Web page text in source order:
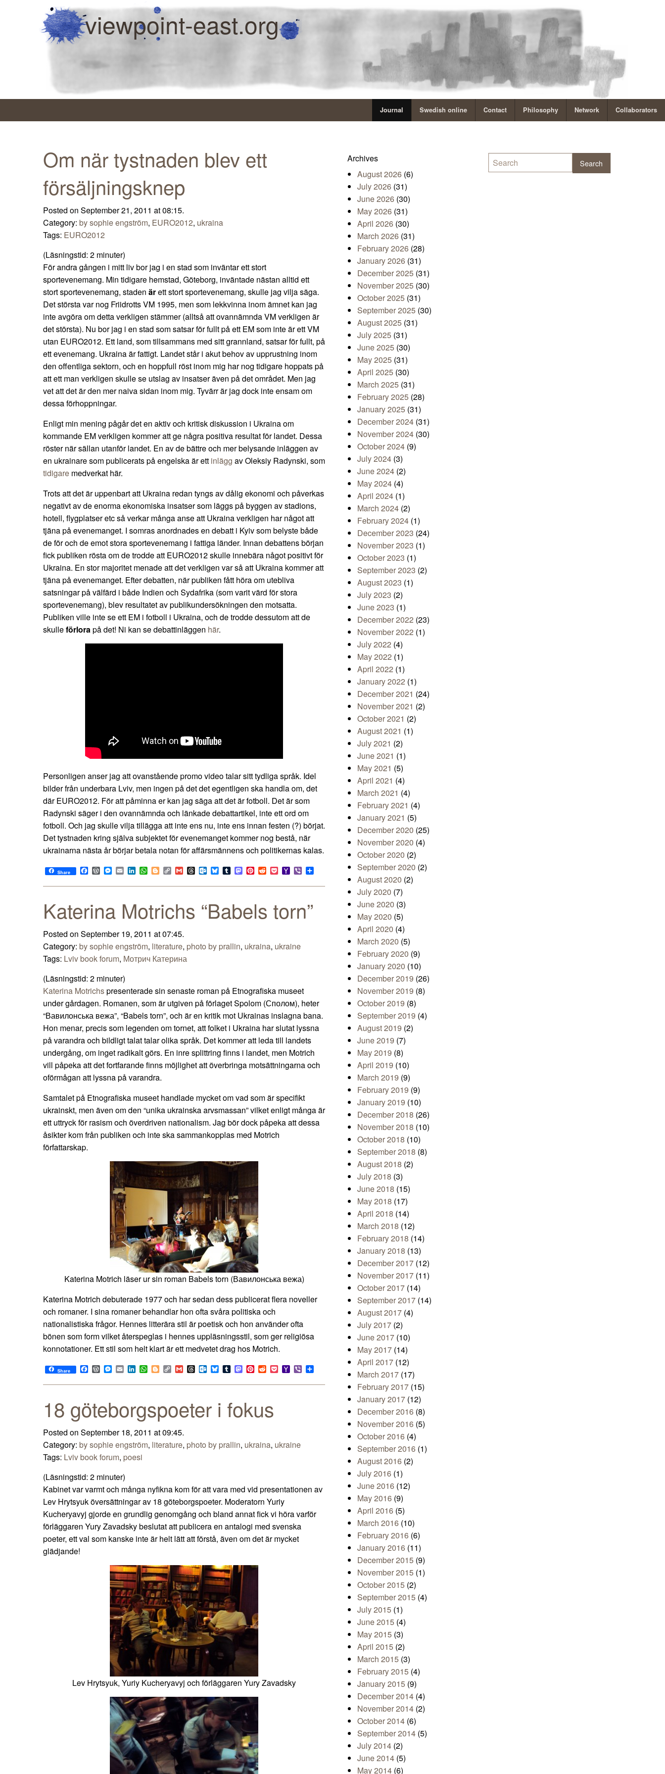
viewpoint-east.org
Journal Swedish online Contact Philosophy Network Collaborators
Om när tystnaden blev ett
försäljningsknep
Posted on September 21, 2011 at 08:15.
Category: by sophie engström, EURO2012, ukraina
Tags: EURO2012
(Läsningstid: 2 minuter)
För andra gången i mitt liv bor jag i en stad som inväntar ett stort
sportevenemang. Min tidigare hemstad, Göteborg, inväntade nästan alltid ett
stort sportevenemang, staden ärett stort sportevenemang, skulle jag vilja säga.
Det största var nog Friidrotts VM 1995, men som lekkvinna inom ämnet kan jag
inte avgöra om detta verkligen stämmer (alltså att ovannämnda VM verkligen är
det största). Nu bor jag i en stad som satsar för fullt på ett EM som inte är ett VM
utan EURO2012. Ett land, som tillsammans med sitt grannland, satsar för fullt, på
ett evenemang. Ukraina är fattigt. Landet står i akut behov av upprustning inom
den offentliga sektorn, och en hoppfull röst inom mig har nog tidigare hoppats på
att ett man verkligen skulle se utslag av insatser även på det området. Men jag
vet att det är den mer naiva sidan inom mig. Tyvärr är jag dock inte ensam om
dessa förhoppningar.
Enligt min mening pågår det en aktiv och kritisk diskussion i Ukraina om
kommande EM verkligen kommer att ge några positiva resultat för landet. Dessa
röster när sällan utanför landet. En av de bättre och mer belysande inläggen av
en ukrainare som publicerats på engelska är ett inlägg av Oleksiy Radynski, som
tidigare medverkat här.
Trots att det är uppenbart att Ukraina redan tyngs av dålig ekonomi och påverkas
negativt av de enorma ekonomiska insatser som läggs på byggen av stadions,
hotell, flygplatser etc så verkar många anse att Ukraina verkligen har något att
tjäna på evenemanget. I somras anordnades en debatt i Kyiv som belyste både
de för och de emot stora sportevenemang i fattiga länder. Innan debattens början
fick publiken rösta om de trodde att EURO2012 skulle innebära något positivt för
Ukraina. En stor majoritet menade att det verkligen var så att Ukraina kommer att
tjäna på evenemanget. Efter debatten, när publiken fått höra om utebliva
satsningar på välfärd i både Indien och Sydafrika (som varit värd för stora
sportevenemang), blev resultatet av publikundersökningen den motsatta.
Publiken ville inte se ett EM i fotboll i Ukraina, och de trodde dessutom att de
skulleförlorapå det! Ni kan se debattinläggen här.
Personligen anser jag att ovanstående promo video talar sitt tydliga språk. Idel
bilder från underbara Lviv, men ingen på det det egentligen ska handla om, det
där EURO2012. För att påminna er kan jag säga att det är fotboll. Det är som
Radynski säger i den ovannämnda och länkade debattartikel, inte ett ord om
fotboll. Och jag skulle vilja tillägga att inte ens nu, inte ens innan festen (?) börjat.
Det tystnaden kring själva subjektet för evenemanget kommer nog bestå, när
ukrainarna nästa år börjar betala notan för affärsmännens och politikernas kalas.
Share Facebook
WordPress
Messenger
EmailLinkedIn
WhatsApp
BloggerCopy
Link
GmailThreadsOutlook.com
Bluesky
TumblrMastodon
Pinterest
RedditPocketYahoo
Mail
Viber
Katerina Motrichs “Babels torn”
Posted on September 19, 2011 at 07:45.
Category: by sophie engström, literature, photo by prallin, ukraina, ukraine
Tags: Lviv book forum, Мотрич Катерина
(Läsningstid: 2 minuter)
Katerina Motrichspresenterade sin senaste roman på Etnografiska museet
under gårdagen. Romanen, som är utgiven på förlaget Spolom (Сполом), heter
“Вавилонська вежа”, “Babels torn”, och är en kritik mot Ukrainas inslagna bana.
Hon menar, precis som legenden om tornet, att folket i Ukraina har slutat lyssna
på varandra och bildligt talat talar olika språk. Det kommer att leda till landets
undergång, om inget radikalt görs. En inre splittring finns i landet, men Motrich
vill påpeka att det fortfarande finns möjlighet att överbringa motsättningarna och
oförmågan att lyssna på varandra.
Samtalet på Etnografiska museet handlade mycket om vad som är specifikt
ukrainskt, men även om den “unika ukrainska arvsmassan” vilket enligt många är
ett uttryck för rasism och överdriven nationalism. Jag bör dock påpeka att dessa
åsikter kom från publiken och inte ska sammankopplas med Motrich
författarskap.
Katerina Motrich läser ur sin roman Babels torn (Вавилонська вежа)
Katerina Motrich debuterade 1977 och har sedan dess publicerat flera noveller
och romaner. I sina romaner behandlar hon ofta svåra politiska och
nationalistiska frågor. Hennes litterära stil är poetisk och hon använder ofta
bönen som form vilket återspeglas i hennes uppläsningsstil, som ger religiösa
konnotationer. Ett stil som helt klart är ett medvetet drag hos Motrich.
Share Facebook
WordPress
Messenger
EmailLinkedIn
WhatsApp
BloggerCopy
Link
GmailThreadsOutlook.com
Bluesky
TumblrMastodon
Pinterest
RedditPocketYahoo
Mail
Viber
18 göteborgspoeter i fokus
Posted on September 18, 2011 at 09:45.
Category: by sophie engström, literature, photo by prallin, ukraina, ukraine
Tags: Lviv book forum, poesi
(Läsningstid: 2 minuter)
Kabinet var varmt och många nyfikna kom för att vara med vid presentationen av
Lev Hrytsyuk översättningar av 18 göteborgspoeter. Moderatorn Yuriy
Kucheryavyj gjorde en grundlig genomgång och bland annat fick vi höra varför
förläggaren Yury Zavadsky beslutat att publicera en antalogi med svenska
poeter, ett val som kanske inte är helt lätt att förstå, även om det är mycket
glädjande!
Lev Hrytsyuk, Yuriy Kucheryavyj och förläggaren Yury Zavadsky
Archives
August 2026 (6)
July 2026 (31)
June 2026 (30)
May 2026 (31)
April 2026 (30)
March 2026 (31)
February 2026 (28)
January 2026 (31)
December 2025 (31)
November 2025 (30)
October 2025 (31)
September 2025 (30)
August 2025 (31)
July 2025 (31)
June 2025 (30)
May 2025 (31)
April 2025 (30)
March 2025 (31)
February 2025 (28)
January 2025 (31)
December 2024 (31)
November 2024 (30)
October 2024 (9)
July 2024 (3)
June 2024 (2)
May 2024 (4)
April 2024 (1)
March 2024 (2)
February 2024 (1)
December 2023 (24)
November 2023 (1)
October 2023 (1)
September 2023 (2)
August 2023 (1)
July 2023 (2)
June 2023 (1)
December 2022 (23)
November 2022 (1)
July 2022 (4)
May 2022 (1)
April 2022 (1)
January 2022 (1)
December 2021 (24)
November 2021 (2)
October 2021 (2)
August 2021 (1)
July 2021 (2)
June 2021 (1)
May 2021 (5)
April 2021 (4)
March 2021 (4)
February 2021 (4)
January 2021 (5)
December 2020 (25)
November 2020 (4)
October 2020 (2)
September 2020 (2)
August 2020 (2)
July 2020 (7)
June 2020 (3)
May 2020 (5)
April 2020 (4)
March 2020 (5)
February 2020 (9)
January 2020 (10)
December 2019 (26)
November 2019 (8)
October 2019 (8)
September 2019 (4)
August 2019 (2)
June 2019 (7)
May 2019 (8)
April 2019 (10)
March 2019 (9)
February 2019 (9)
January 2019 (10)
December 2018 (26)
November 2018 (10)
October 2018 (10)
September 2018 (8)
August 2018 (2)
July 2018 (3)
June 2018 (15)
May 2018 (17)
April 2018 (14)
March 2018 (12)
February 2018 (14)
January 2018 (13)
December 2017 (12)
November 2017 (11)
October 2017 (14)
September 2017 (14)
August 2017 (4)
July 2017 (2)
June 2017 (10)
May 2017 (14)
April 2017 (12)
March 2017 (17)
February 2017 (15)
January 2017 (12)
December 2016 (8)
November 2016 (5)
October 2016 (4)
September 2016 (1)
August 2016 (2)
July 2016 (1)
June 2016 (12)
May 2016 (9)
April 2016 (5)
March 2016 (10)
February 2016 (6)
January 2016 (11)
December 2015 (9)
November 2015 (1)
October 2015 (2)
September 2015 (4)
July 2015 (1)
June 2015 (4)
May 2015 (3)
April 2015 (2)
March 2015 (3)
February 2015 (4)
January 2015 (9)
December 2014 (4)
November 2014 (2)
October 2014 (6)
September 2014 (5)
July 2014 (2)
June 2014 (5)
May 2014 (6)